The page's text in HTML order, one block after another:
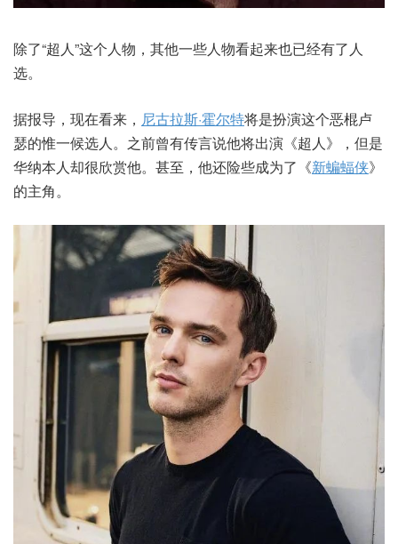
除了“超人”这个人物，其他一些人物看起来也已经有了人
选。
据报导，现在看来， 尼古拉斯·霍尔特将是扮演这个恶棍卢
瑟的惟一候选人。之前曾有传言说他将出演《超人》，但是
华纳本人却很欣赏他。甚至，他还险些成为了《新蝙蝠侠》
的主角。